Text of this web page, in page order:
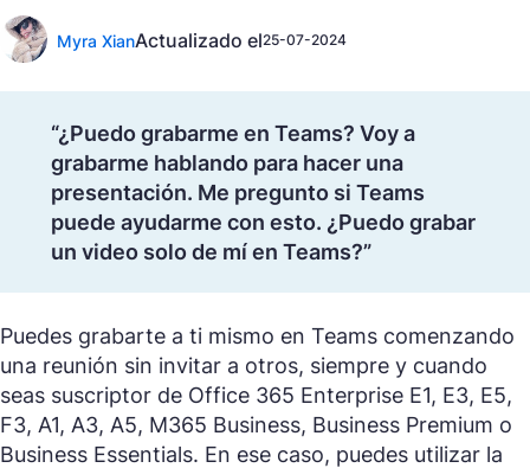
Myra XianActualizado el25-07-2024
“¿Puedo grabarme en Teams? Voy a
grabarme hablando para hacer una
presentación. Me pregunto si Teams
puede ayudarme con esto. ¿Puedo grabar
un video solo de mí en Teams?”
Puedes grabarte a ti mismo en Teams comenzando
una reunión sin invitar a otros, siempre y cuando
seas suscriptor de Office 365 Enterprise E1, E3, E5,
F3, A1, A3, A5, M365 Business, Business Premium o
Business Essentials. En ese caso, puedes utilizar la